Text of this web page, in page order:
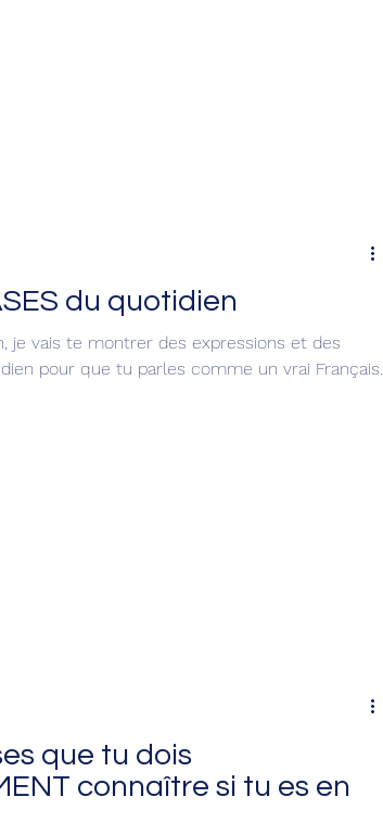
du quotidien
je vais te montrer des expressions et des
pour que tu parles comme un vrai Français.
que tu dois
connaître si tu es en